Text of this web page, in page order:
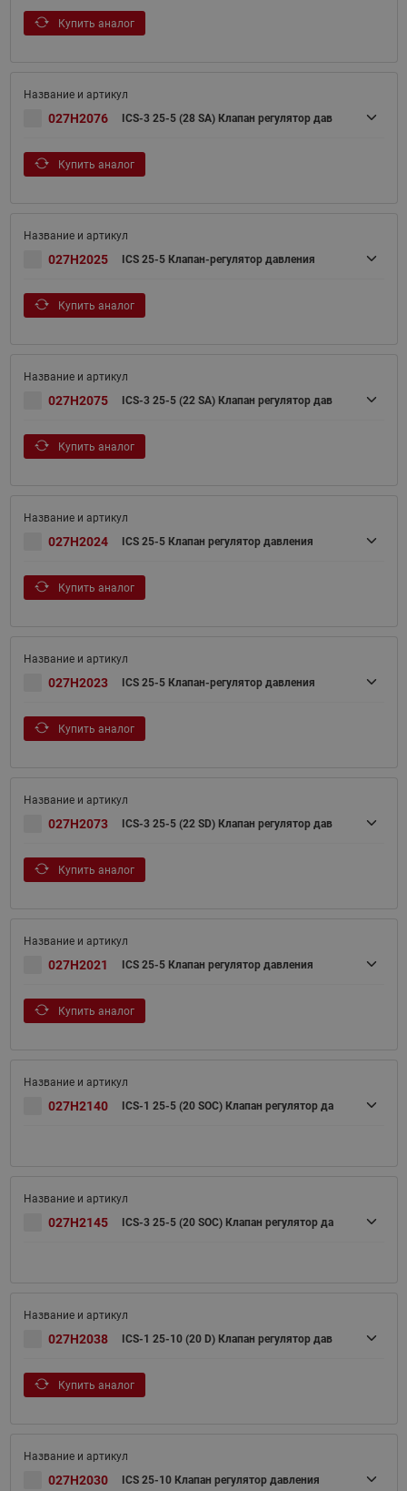
Купить аналог
027H2076 ICS-3 25-5 (28 SA) Клапан регулятор дав
Купить аналог
027H2025 ICS 25-5 Клапан-регулятор давления
Купить аналог
027H2075 ICS-3 25-5 (22 SA) Клапан регулятор дав
Купить аналог
027H2024 ICS 25-5 Клапан регулятор давления
Купить аналог
027H2023 ICS 25-5 Клапан-регулятор давления
Купить аналог
027H2073 ICS-3 25-5 (22 SD) Клапан регулятор дав
Купить аналог
027H2021 ICS 25-5 Клапан регулятор давления
Купить аналог
027H2140 ICS-1 25-5 (20 SOC) Клапан регулятор да
027H2145 ICS-3 25-5 (20 SOC) Клапан регулятор да
027H2038 ICS-1 25-10 (20 D) Клапан регулятор дав
Купить аналог
027H2030 ICS 25-10 Клапан регулятор давления